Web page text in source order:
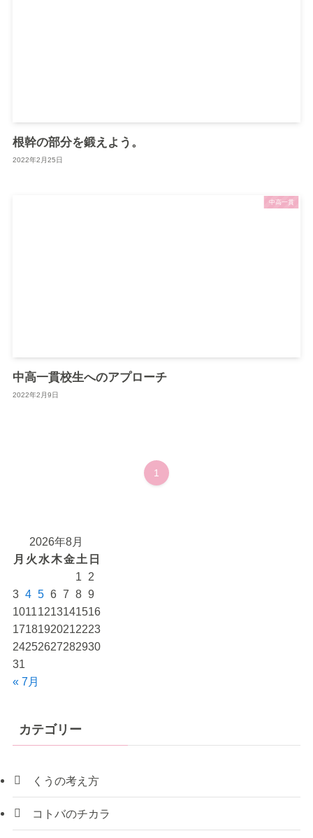
根幹の部分を鍛えよう。
2022年2月25日
中高一貫
中高一貫校生へのアプローチ
2022年2月9日
1
2026年8月
月 火 水木金土 日
1
2
3 4 5 6 7 8 9
10111213141516
17181920212223
24252627282930
31
« 7月
カテゴリー
くうの考え方
コトバのチカラ